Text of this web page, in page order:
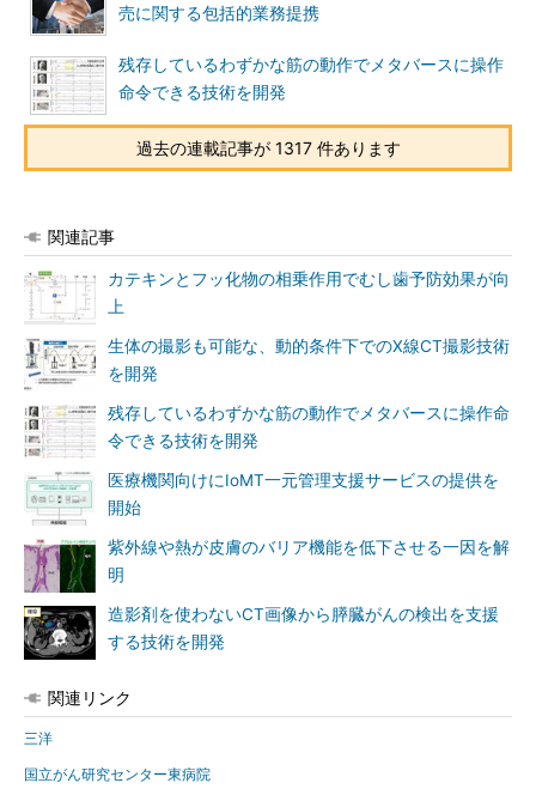
売に関する包括的業務提携
残存しているわずかな筋の動作でメタバースに操作
命令できる技術を開発
過去の連載記事が 1317 件あります
関連記事
カテキンとフッ化物の相乗作用でむし歯予防効果が向
上
生体の撮影も可能な、動的条件下でのX線CT撮影技術
を開発
残存しているわずかな筋の動作でメタバースに操作命
令できる技術を開発
医療機関向けにIoMT一元管理支援サービスの提供を
開始
紫外線や熱が皮膚のバリア機能を低下させる一因を解
明
造影剤を使わないCT画像から膵臓がんの検出を支援
する技術を開発
関連リンク
三洋
国立がん研究センター東病院